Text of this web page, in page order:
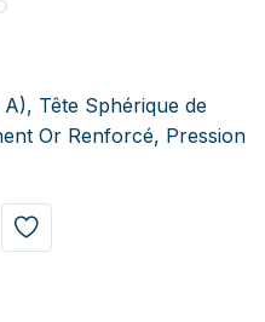
A), Tête Sphérique de
Or Renforcé, Pression